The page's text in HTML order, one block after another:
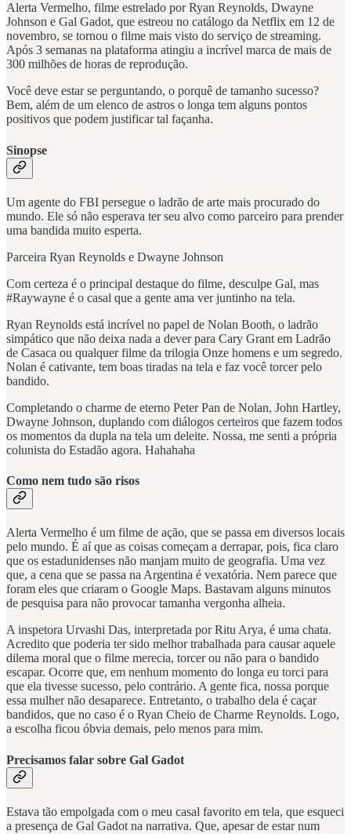
Alerta Vermelho, filme estrelado por Ryan Reynolds, Dwayne
Johnson e Gal Gadot, que estreou no catálogo da Netflix em 12 de
novembro, se tornou o filme mais visto do serviço de streaming.
Após 3 semanas na plataforma atingiu a incrível marca de mais de
300 milhões de horas de reprodução.
Você deve estar se perguntando, o porquê de tamanho sucesso?
Bem, além de um elenco de astros o longa tem alguns pontos
positivos que podem justificar tal façanha.
Sinopse
Um agente do FBI persegue o ladrão de arte mais procurado do
mundo. Ele só não esperava ter seu alvo como parceiro para prender
uma bandida muito esperta.
Parceira Ryan Reynolds e Dwayne Johnson
Com certeza é o principal destaque do filme, desculpe Gal, mas
#Raywayne é o casal que a gente ama ver juntinho na tela.
Ryan Reynolds está incrível no papel de Nolan Booth, o ladrão
simpático que não deixa nada a dever para Cary Grant em Ladrão
de Casaca ou qualquer filme da trilogia Onze homens e um segredo.
Nolan é cativante, tem boas tiradas na tela e faz você torcer pelo
bandido.
Completando o charme de eterno Peter Pan de Nolan, John Hartley,
Dwayne Johnson, duplando com diálogos certeiros que fazem todos
os momentos da dupla na tela um deleite. Nossa, me senti a própria
colunista do Estadão agora. Hahahaha
Como nem tudo são risos
Alerta Vermelho é um filme de ação, que se passa em diversos locais
pelo mundo. É aí que as coisas começam a derrapar, pois, fica claro
que os estadunidenses não manjam muito de geografia. Uma vez
que, a cena que se passa na Argentina é vexatória. Nem parece que
foram eles que criaram o Google Maps. Bastavam alguns minutos
de pesquisa para não provocar tamanha vergonha alheia.
A inspetora Urvashi Das, interpretada por Ritu Arya, é uma chata.
Acredito que poderia ter sido melhor trabalhada para causar aquele
dilema moral que o filme merecia, torcer ou não para o bandido
escapar. Ocorre que, em nenhum momento do longa eu torci para
que ela tivesse sucesso, pelo contrário. A gente fica, nossa porque
essa mulher não desaparece. Entretanto, o trabalho dela é caçar
bandidos, que no caso é o Ryan Cheio de Charme Reynolds. Logo,
a escolha ficou óbvia demais, pelo menos para mim.
Precisamos falar sobre Gal Gadot
Estava tão empolgada com o meu casal favorito em tela, que esqueci
a presença de Gal Gadot na narrativa. Que, apesar de estar num